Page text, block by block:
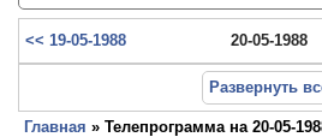
<< 19-05-1988 20-05-1988
Развернуть
Главная » Телепрограмма на 20-05-